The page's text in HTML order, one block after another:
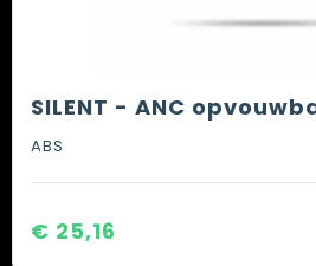
ABS
€ 25,16